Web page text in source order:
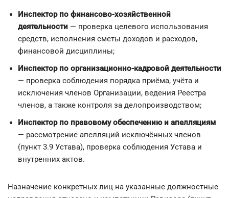
Инспектор по финансово-хозяйственной
деятельности — проверка целевого использования
средств, исполнения сметы доходов и расходов,
финансовой дисциплины;
Инспектор по организационно-кадровой деятельности
— проверка соблюдения порядка приёма, учёта и
исключения членов Организации, ведения Реестра
членов, а также контроля за делопроизводством;
Инспектор по правовому обеспечению и апелляциям
— рассмотрение апелляций исключённых членов
(пункт 3.9 Устава), проверка соблюдения Устава и
внутренних актов.
Назначение конкретных лиц на указанные должностные